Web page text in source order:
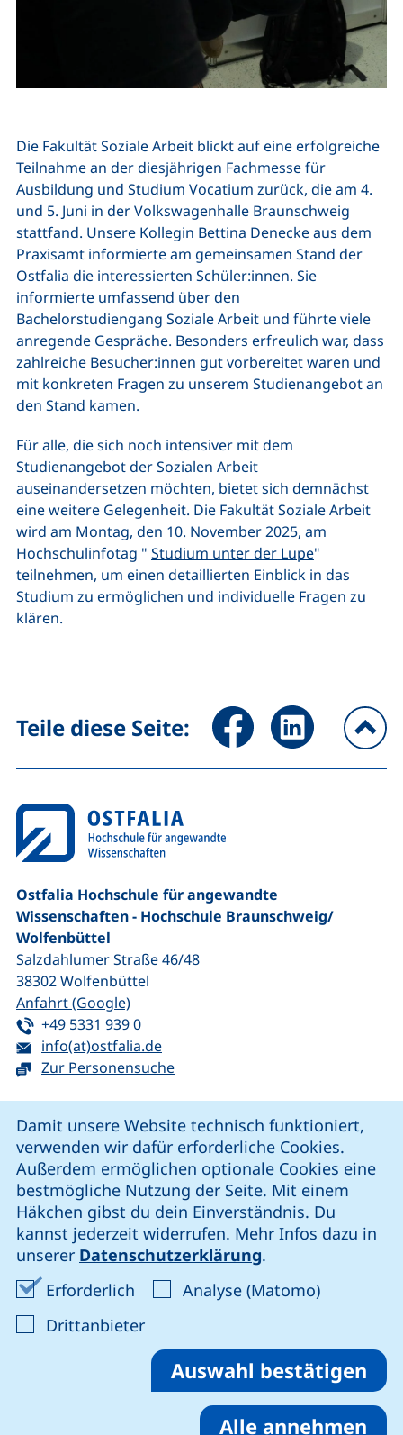
Damit unsere Website technisch funktioniert,
verwenden wir dafür erforderliche Cookies.
Außerdem ermöglichen optionale Cookies eine
bestmögliche Nutzung der Seite. Mit einem
Häkchen gibst du dein Einverständnis. Du
kannst jederzeit widerrufen. Mehr Infos dazu in
unserer Datenschutzerklärung.
Erforderlich Erforderliche Cookies akzeptieren
Analyse (Matomo)Analyse-
Drittanbieter: Cookies von Drittanbieter
Auswahl bestätigen
Alle annehmen
Die Fakultät Soziale Arbeit blickt auf eine erfolgreiche
Teilnahme an der diesjährigen Fachmesse für
Ausbildung und Studium Vocatium zurück, die am 4.
und 5. Juni in der Volkswagenhalle Braunschweig
stattfand. Unsere Kollegin Bettina Denecke aus dem
Praxisamt informierte am gemeinsamen Stand der
Ostfalia die interessierten Schüler:innen. Sie
informierte umfassend über den
Bachelorstudiengang Soziale Arbeit und führte viele
anregende Gespräche. Besonders erfreulich war, dass
zahlreiche Besucher:innen gut vorbereitet waren und
mit konkreten Fragen zu unserem Studienangebot an
den Stand kamen.
Für alle, die sich noch intensiver mit dem
Studienangebot der Sozialen Arbeit
auseinandersetzen möchten, bietet sich demnächst
eine weitere Gelegenheit. Die Fakultät Soziale Arbeit
wird am Montag, den 10. November 2025, am
Hochschulinfotag " Studium unter der Lupe"
teilnehmen, um einen detaillierten Einblick in das
Studium zu ermöglichen und individuelle Fragen zu
klären.
Teile diese Seite: Seite über Facebook teilen
Seite über
Ostfalia Hochschule für angewandte
Wissenschaften - Hochschule Braunschweig/​
Wolfenbüttel
Salzdahlumer Straße 46/48
38302Wolfenbüttel
Anfahrt (Google)(externer Link, öffnet neues Fenster)
Tel:
+49 5331 939 0(startet einen Telefonanruf, wenn Ihr
E-Mail:
info(at)ostfalia.de(öffnet Ihr E-Mail-Programm)
Zur Personensuche
unsere Facebook-Seite (externer Link, öffnet neues
unsere LinkedIn-Seite (externer Link, öffnet
unsere Instagram-Seite (externer Link,
unsere YouTube-Seite (externer
Cookie-Einstellungen
Impressum
Datenschutz
Erklärung zur Barrierefreiheit